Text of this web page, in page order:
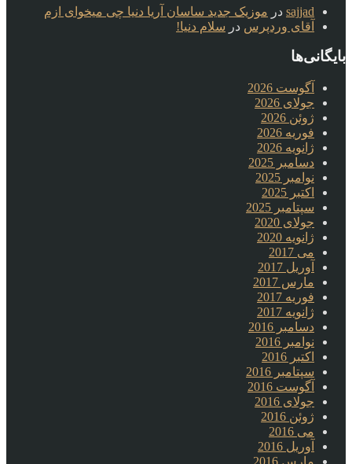
sajjad در موزیک جدید ساسان آریا دنیا چی میخوای ازم
آقای وردپرس در سلام دنیا!
بایگانی‌ها
آگوست 2026
جولای 2026
ژوئن 2026
فوریه 2026
ژانویه 2026
دسامبر 2025
نوامبر 2025
اکتبر 2025
سپتامبر 2025
جولای 2020
ژانویه 2020
می 2017
آوریل 2017
مارس 2017
فوریه 2017
ژانویه 2017
دسامبر 2016
نوامبر 2016
اکتبر 2016
سپتامبر 2016
آگوست 2016
جولای 2016
ژوئن 2016
می 2016
آوریل 2016
مارس 2016